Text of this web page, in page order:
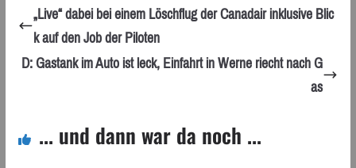
„Live“ dabei bei einem Löschflug der Canadair inklusive Blic
k auf den Job der Piloten
D: Gastank im Auto ist leck, Einfahrt in Werne riecht nach G
as
... und dann war da noch ...